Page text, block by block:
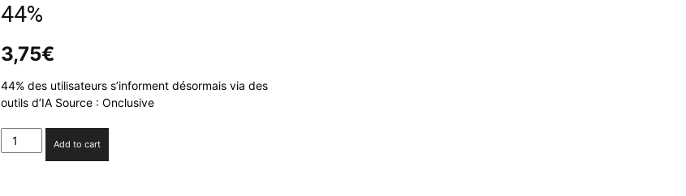
44%
3,75€
44% des utilisateurs s’informent désormais via des
outils d’IA Source : Onclusive
44%
quantity
Add to cart